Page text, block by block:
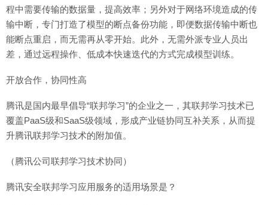
程中需要传输的数据量，提高效率；另外对于网络环境造成的传
输中断，专门打造了模型的断点备份功能，即便数据传输中断也
能断点重启，而无需再从零开始。此外，无需外派专业人员出
差，通过远程操作、低成本快速迭代的方式完成模型训练。
开放合作，协同性高
腾讯是国内最早倡导“联邦学习”的企业之一，其联邦学习技术已
覆盖PaaS级和SaaS级领域，形成产业链协同互补关系，从而提
升腾讯联邦学习技术的附加值。
（腾讯公司联邦学习技术协同）
腾讯安全联邦学习应用服务的适用场景是？